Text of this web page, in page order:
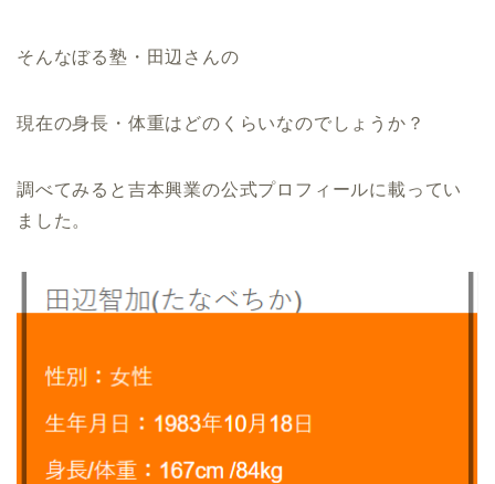
そんなぼる塾・田辺さんの
現在の身長・体重はどのくらいなのでしょうか？
調べてみると吉本興業の公式プロフィールに載ってい
ました。